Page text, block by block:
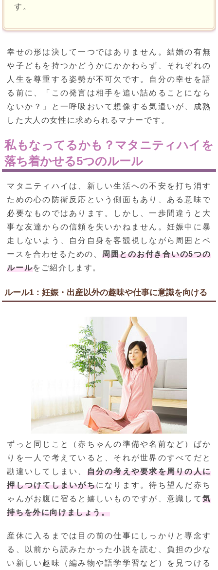
す。
幸せの形は決して一つではありません。結婚の有無
や子どもを持つかどうかにかかわらず、それぞれの
人生を尊重する姿勢が不可欠です。自分の幸せを語
る前に、「この発言は相手を追い詰めることになら
ないか？」と一呼吸おいて想像する気遣いが、成熟
した大人の女性に求められるマナーです。
私もなってるかも？マタニティハイを
落ち着かせる5つのルール
マタニティハイは、新しい生活への不安を打ち消す
ための心の防衛反応という側面もあり、ある意味で
必要なものではあります。しかし、一歩間違うと大
事な友達からの信頼を失いかねません。妊娠中に暴
走しないよう、自分自身を客観視しながら周囲とペ
ースを合わせるための、 周囲とのお付き合いの5つの
ルールをご紹介します。
ルール1：妊娠・出産以外の趣味や仕事に意識を向ける
ずっと同じこと（赤ちゃんの準備や名前など）ばか
りを一人で考えていると、それが世界のすべてだと
勘違いしてしまい、 自分の考えや要求を周りの人に
押しつけてしまいがちになります。待ち望んだ赤ち
ゃんがお腹に宿ると嬉しいものですが、意識して 気
持ちを外に向けましょう。
産休に入るまでは目の前の仕事にしっかりと専念す
る、以前から読みたかった小説を読む、負担の少な
い新しい趣味（編み物や語学学習など）を見つける